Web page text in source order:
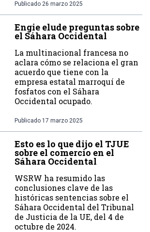
Publicado 26 marzo 2025
Engie elude preguntas sobre
el Sáhara Occidental
La multinacional francesa no
aclara cómo se relaciona el gran
acuerdo que tiene con la
empresa estatal marroquí de
fosfatos con el Sáhara
Occidental ocupado.
Publicado 17 marzo 2025
Esto es lo que dijo el TJUE
sobre el comercio en el
Sáhara Occidental
WSRW ha resumido las
conclusiones clave de las
históricas sentencias sobre el
Sáhara Occidental del Tribunal
de Justicia de la UE, del 4 de
octubre de 2024.